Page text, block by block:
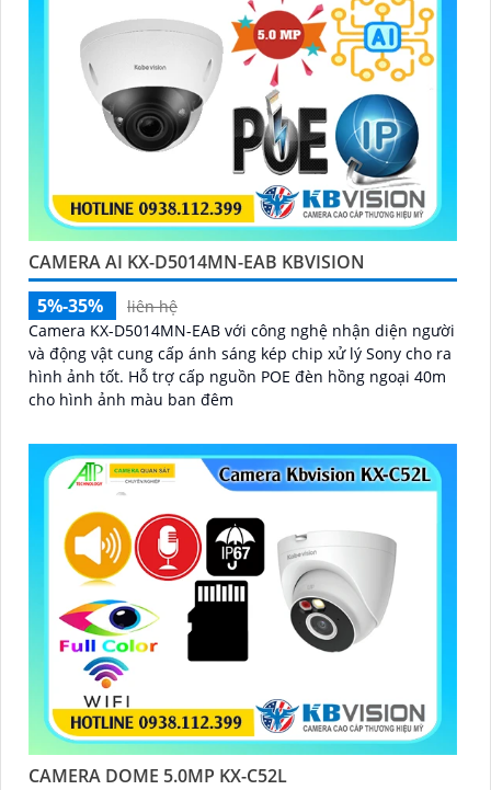
CAMERA AI KX-D5014MN-EAB KBVISION
5%-35%
liên hệ
Camera KX-D5014MN-EAB với công nghệ nhận diện người
và động vật cung cấp ánh sáng kép chip xử lý Sony cho ra
hình ảnh tốt. Hỗ trợ cấp nguồn POE đèn hồng ngoại 40m
cho hình ảnh màu ban đêm
CAMERA DOME 5.0MP KX-C52L